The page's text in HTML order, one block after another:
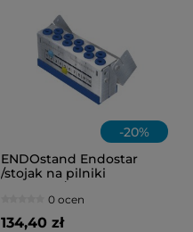
-20%
ENDOstand Endostar
/stojak na pilniki
0 ocen
134,40 zł